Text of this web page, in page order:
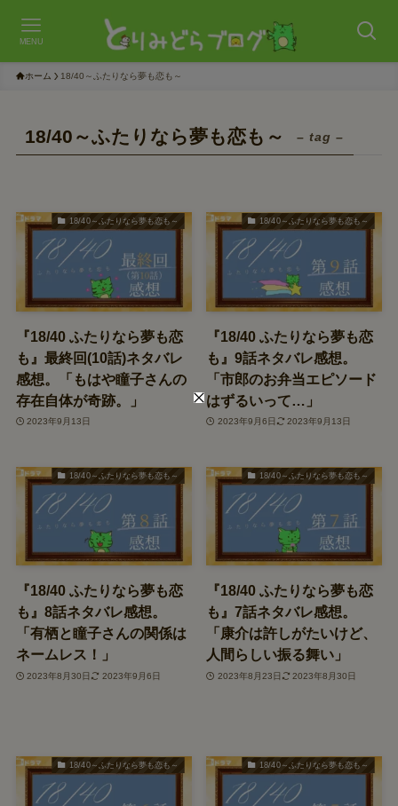
MENU
ホーム 18/40～ふたりなら夢も恋も～
18/40～ふたりなら夢も恋も～ – tag –
18/40～ふたりなら夢も恋も～
『18/40 ふたりなら夢も恋
も』最終回(10話)ネタバレ
感想。「もはや瞳子さんの
存在自体が奇跡。」
2023年9月13日
18/40～ふたりなら夢も恋も～
『18/40 ふたりなら夢も恋
も』9話ネタバレ感想。
「市郎のお弁当エピソード
はずるいって…」
2023年9月6日 2023年9月13日
18/40～ふたりなら夢も恋も～
『18/40 ふたりなら夢も恋
も』8話ネタバレ感想。
「有栖と瞳子さんの関係は
ネームレス！」
2023年8月30日 2023年9月6日
18/40～ふたりなら夢も恋も～
『18/40 ふたりなら夢も恋
も』7話ネタバレ感想。
「康介は許しがたいけど、
人間らしい振る舞い」
2023年8月23日 2023年8月30日
18/40～ふたりなら夢も恋も～ 18/40～ふたりなら夢も恋も～